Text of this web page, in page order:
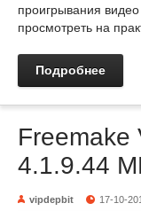
проигрывания
просмотреть на
Подробнее
Freemake
4.1.9.44
vipdepbit 17-10-